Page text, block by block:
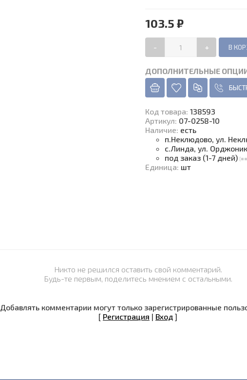
103.5 ₽
- +
ДОПОЛНИТЕЛЬНЫЕ
Код товара: 138593
Артикул: 07-0258-10
Наличие: есть
п.Неклюдово, ул.
с.Линда, ул.
под заказ (1-7 дней)
Единица: шт
Никто не решился оставить свой комментарий.
Будь-те первым, поделитесь мнением с остальными.
Добавлять комментарии могут только зарегистрированные
[ Регистрация | Вход ]